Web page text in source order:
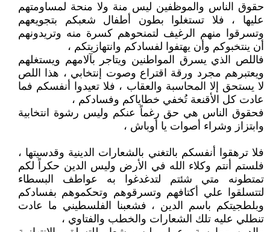
حقوق الناس والموظفين ليس منة ولا منحة لمساومتهم
عليها ، فلا تستغلوا بطون أطفال شعبكم بتجويعهم
وتسرقوا منهم الرغيف لتمنحوهم كسرة منه وتريدونهم
أن ينتخبوكم وأن يهتفوا لفسادكم وانتهازيتكم ،
فاللص الذي يسرق المواطنين ويتاجر بآلامهم ويستغلهم
ويعتبرهم مجرد ورقة اقتراع وصوت إنتخابي ، هذا اللص
لا يستحق إلا المحاسبة والعقاب ، فلا تعيدوا أنفسكم فما
عادت كل الأقنعة تُخفي خطاياكم وفسادكم ،
فحقوق الناس هي حق رغماً عنكم وليس رشوة انتخابية
وابتزاز وشراء أصوات يا أوباش ،
فلا ترهقوا أنفسكم بالتغني بالشعارات الدينية وقدسيتها ،
فلستم أنتم وكلاء الله في الأرض وليس الدين حكراً لكم
تمتطونه متي شئتم لتدغدغوا به عواطف البسطاء
لتتسلقوا علي أكتافهم وتسرقوهم وتحكموهم بفسادكم
وبلطجيتكم باسم الدين ، فشعبنا الفلسطيني ما عادت
تنطلي عليه تلك الشعارات والخطب والفتاوي ،